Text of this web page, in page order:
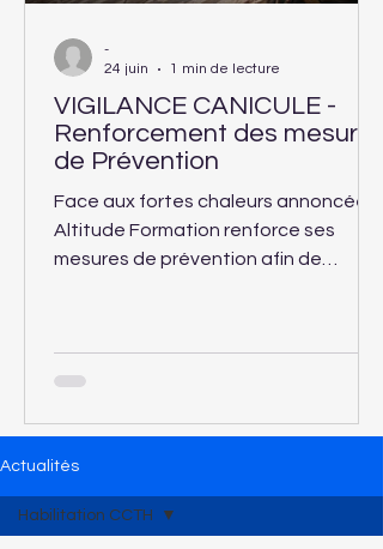
VIGILANCE CANICULE -
Renforcement des mesures
de Prévention
Face aux fortes chaleurs annoncées,
Altitude Formation renforce ses
mesures de prévention afin de
-
24 juin
1 min de lecture
Actualités
Habilitation CCTH